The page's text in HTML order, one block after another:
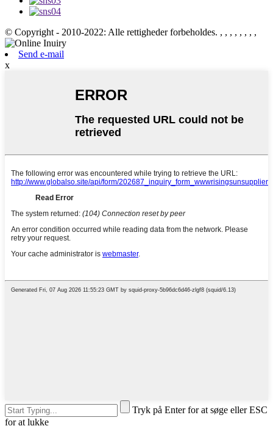
© Copyright - 2010-2022: Alle rettigheder forbeholdes. , , , , , , , ,
Send e-mail
x
Tryk på Enter for at søge eller ESC
for at lukke